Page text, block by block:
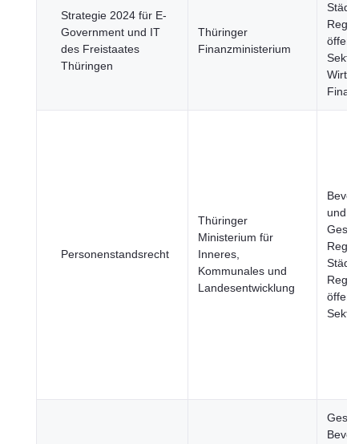
Strategie 2024 für E-
Government und IT
des Freistaates
Thüringen
Thüringer
Finanzministerium
Personenstandsrecht
Thüringer
Ministerium für
Inneres,
Kommunales und
Landesentwicklung
und
Sektor